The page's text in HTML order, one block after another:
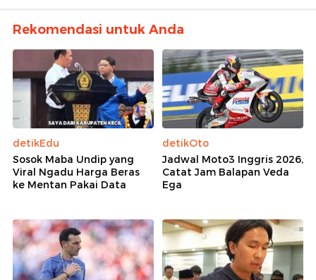
Rekomendasi untuk Anda
detikEdu
Sosok Maba Undip yang
Viral Ngadu Harga Beras
ke Mentan Pakai Data
detikOto
Jadwal Moto3 Inggris 2026,
Catat Jam Balapan Veda
Ega